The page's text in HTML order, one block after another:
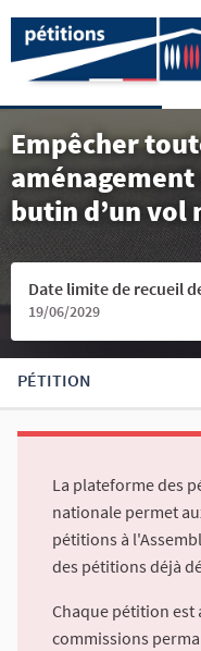
Empêcher
butin d’un vol
Date limite de recueil
19/06/2029
PÉTITION
La plateforme des
nationale permet
pétitions à
des pétitions déjà
Chaque pétition
commissions